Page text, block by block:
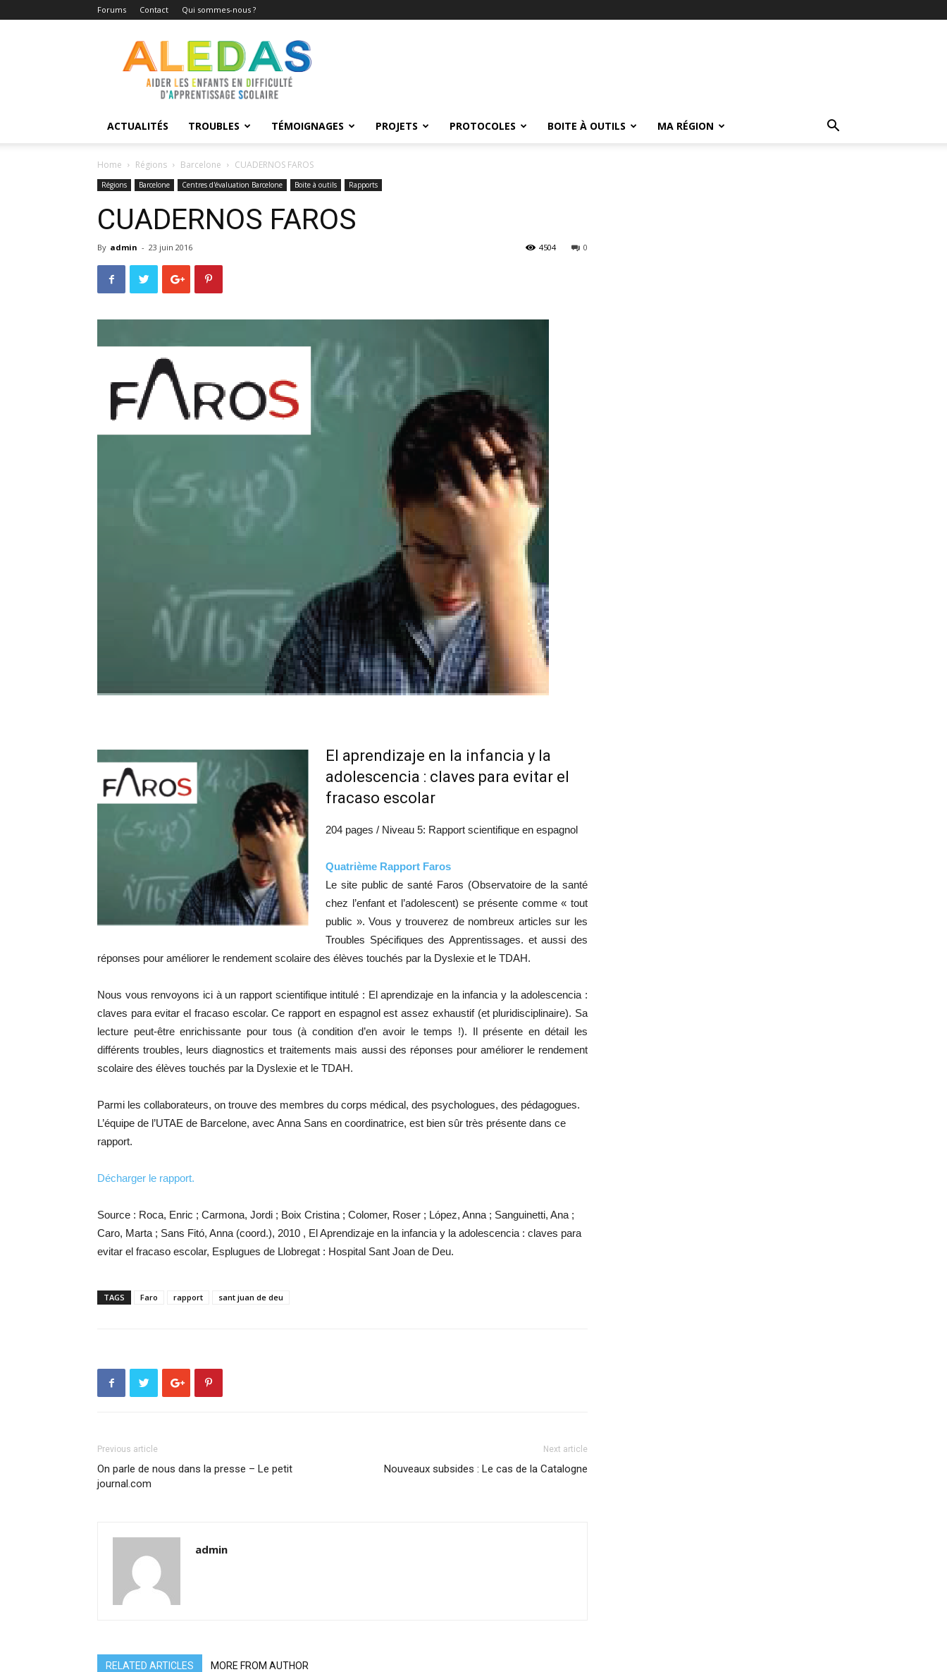
Forums Contact Qui sommes-nous ?
Aledas
ACTUALITÉS TROUBLES TÉMOIGNAGES PROJETS PROTOCOLES BOITE À OUTILS MA RÉGION
Home Régions Barcelone CUADERNOS FAROS
Régions Barcelone Centres d'évaluation Barcelone Boite à outils Rapports
CUADERNOS FAROS
By admin - 23 juin 2016 0
4504
El aprendizaje en la infancia y la
adolescencia : claves para evitar el
fracaso escolar
204 pages / Niveau 5: Rapport scientifique en espagnol
Quatrième Rapport Faros
Le site public de santé Faros (Observatoire de la santé
chez l’enfant et l’adolescent) se présente comme « tout
public ». Vous y trouverez de nombreux articles sur les
Troubles Spécifiques des Apprentissages. et aussi des
réponses pour améliorer le rendement scolaire des élèves touchés par la Dyslexie et le TDAH.
Nous vous renvoyons ici à un rapport scientifique intitulé : El aprendizaje en la infancia y la adolescencia :
claves para evitar el fracaso escolar. Ce rapport en espagnol est assez exhaustif (et pluridisciplinaire). Sa
lecture peut-être enrichissante pour tous (à condition d’en avoir le temps !). Il présente en détail les
différents troubles, leurs diagnostics et traitements mais aussi des réponses pour améliorer le rendement
scolaire des élèves touchés par la Dyslexie et le TDAH.
Parmi les collaborateurs, on trouve des membres du corps médical, des psychologues, des pédagogues.
L’équipe de l’UTAE de Barcelone, avec Anna Sans en coordinatrice, est bien sûr très présente dans ce
rapport.
Décharger le rapport.
Source : Roca, Enric ; Carmona, Jordi ; Boix Cristina ; Colomer, Roser ; López, Anna ; Sanguinetti, Ana ;
Caro, Marta ; Sans Fitó, Anna (coord.), 2010 , El Aprendizaje en la infancia y la adolescencia : claves para
evitar el fracaso escolar, Esplugues de Llobregat : Hospital Sant Joan de Deu.
TAGS Faro rapport sant juan de deu
Previous article
On parle de nous dans la presse – Le petit
journal.com
Next article
Nouveaux subsides : Le cas de la Catalogne
admin
RELATED ARTICLES MORE FROM AUTHOR